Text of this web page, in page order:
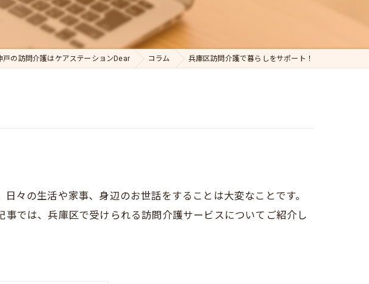
戸の訪問介護はケアステーションDear コラム 兵庫区訪問介護で暮らしをサポート！
々の生活や家事、身辺のお世話をすることは大変なことです。
では、兵庫区で受けられる訪問介護サービスについてご紹介し